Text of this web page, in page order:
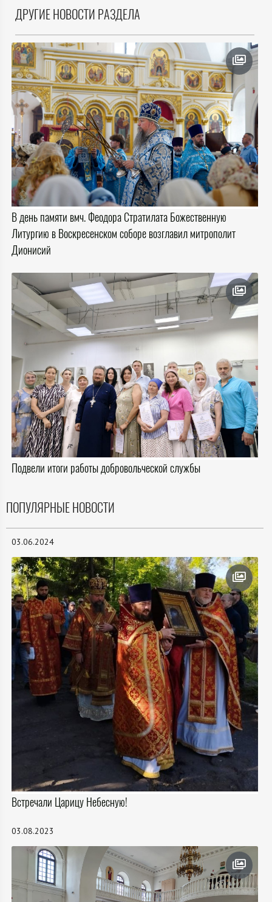
ДРУГИЕ НОВОСТИ РАЗДЕЛА
В день памяти вмч. Феодора Стратилата Божественную
Литургию в Воскресенском соборе возглавил митрополит
Дионисий
Подвели итоги работы добровольческой службы
ПОПУЛЯРНЫЕ НОВОСТИ
03.06.2024
Встречали Царицу Небесную!
03.08.2023